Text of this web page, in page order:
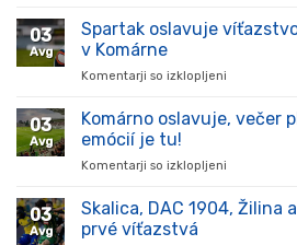
stal
súťaži
Lavrinčík
sa
03
Avg
Spartak oslavuje
v Komárne
Komentarji so izklopljeni
oslavuje
v
03
Avg
Komárno oslavuje, večer
emócií je tu!
Komentarji so izklopljeni
oslavuje,
03
Avg
Skalica, DAC 1904, Žilina
prvé víťazstvá